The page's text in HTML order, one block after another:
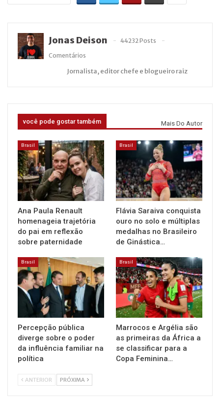
Jonas Deison
44232 Posts
Comentários
Jornalista, editor chefe e blogueiro raiz
você pode gostar também Mais Do Autor
Brasil
Ana Paula Renault
homenageia trajetória
do pai em reflexão
sobre paternidade
Brasil
Flávia Saraiva conquista
ouro no solo e múltiplas
medalhas no Brasileiro
de Ginástica…
Brasil
Percepção pública
diverge sobre o poder
da influência familiar na
política
Brasil
Marrocos e Argélia são
as primeiras da África a
se classificar para a
Copa Feminina…
ANTERIOR PRÓXIMA